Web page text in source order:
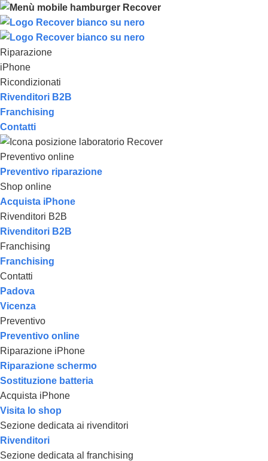
Riparazione
iPhone
Ricondizionati
Rivenditori B2B
Franchising
Contatti
Preventivo online
Preventivo riparazione
Shop online
Acquista iPhone
Rivenditori B2B
Rivenditori B2B
Franchising
Franchising
Contatti
Padova
Vicenza
Preventivo
Preventivo online
Riparazione iPhone
Riparazione schermo
Sostituzione batteria
Acquista iPhone
Visita lo shop
Sezione dedicata ai rivenditori
Rivenditori
Sezione dedicata al franchising